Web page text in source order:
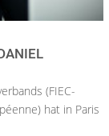
(FIEC-
hat in Paris